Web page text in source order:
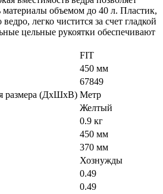
материалы объемом до 40 л. Пластик,
легко чистится за счет гладкой
цельные рукоятки обеспечивают
FIT
450 мм
67849
размера (ДхШхВ) Метр
Желтый
0.9 кг
450 мм
370 мм
Хознужды
0.49
0.49